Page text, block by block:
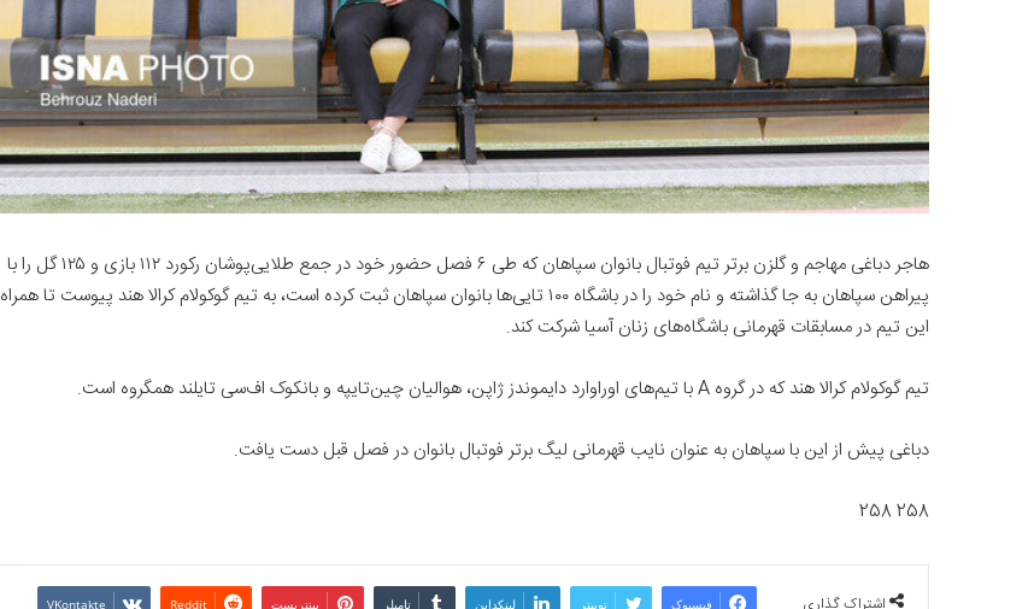
هاجر دباغی مهاجم و گلزن برتر تیم فوتبال بانوان سپاهان که طی ۶ فصل حضور خود در جمع طلایی‌پوشان رکورد ۱۱۲ بازی و ۱۲۵ گل را با
پیراهن سپاهان به جا گذاشته و نام خود را در باشگاه ۱۰۰ تایی‌ها بانوان سپاهان ثبت کرده است، به تیم گوکولام کرالا هند پیوست تا همراه
این تیم در مسابقات قهرمانی باشگاه‌های زنان آسیا شرکت کند.
تیم گوکولام کرالا هند که در گروه A با تیم‌های اوراوارد دایموندز ژاپن، هوالیان چین‌تایپه و بانکوک اف‌سی تایلند همگروه است.
دباغی پیش از این با سپاهان به عنوان نایب قهرمانی لیگ برتر فوتبال بانوان در فصل قبل دست یافت.
258 258
فیسبوک توییتر لینکداین تامبلر پینتریست Reddit
VKontakte